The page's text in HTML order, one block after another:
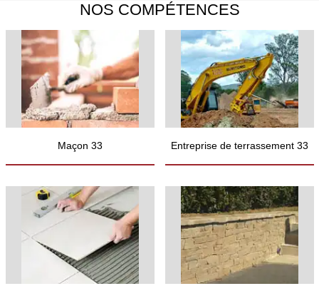
NOS COMPÉTENCES
Maçon 33 Entreprise de terrassement 33